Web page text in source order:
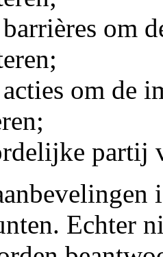
om
om de
partij
Echter